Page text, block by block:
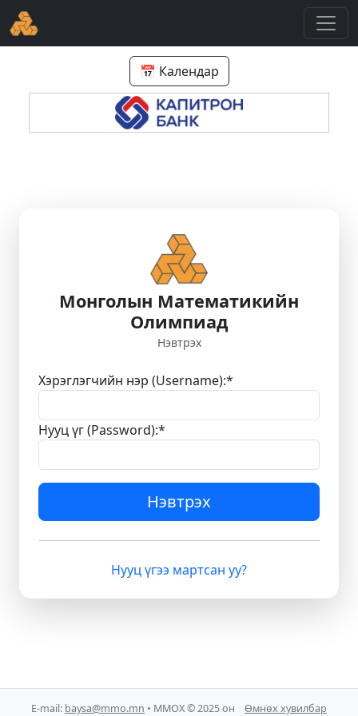
📅 Календар
Монголын Математикийн
Олимпиад
Нэвтрэх
Хэрэглэгчийн нэр (Username):*
Нууц үг (Password):*
Нэвтрэх
Нууц үгээ мартсан уу?
E-mail: baysa@mmo.mn • ММОХ © 2025 он Өмнөх хувилбар